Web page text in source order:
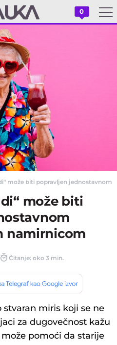
0
može biti popravljen jednostavnom
može biti
namirnicom
Čitanje: oko 3 min.
miris koji se ne
za dugovečnost kažu
pomoći da starije